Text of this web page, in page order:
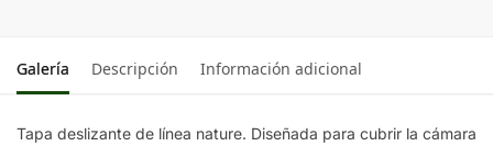
Galería Descripción Información adicional
Tapa deslizante de línea nature. Diseñada para cubrir la cámara